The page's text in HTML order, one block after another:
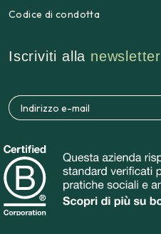
Codice di condotta
Iscriviti alla newsletter